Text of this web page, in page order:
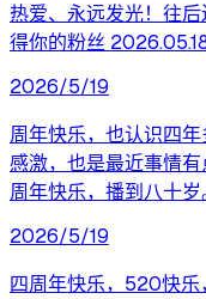
热爱、永远发光！往
得你的粉丝
2026/5/19
周年快乐，也认识四
感激，也是最近事情
周年快乐，播到八十岁
2026/5/19
四周年快乐，520快乐